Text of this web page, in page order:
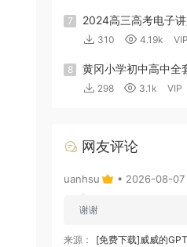
7 2024高三高考电子
310 4.19k VIP
8 黄冈小学初中高中全
298 3.1k VIP
网友评论
uanhsu • 2026-08-07
谢谢
来源：
[免费下载]威威的